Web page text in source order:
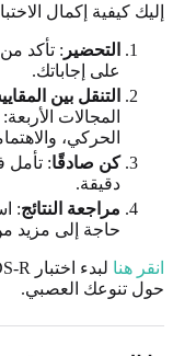
إليك كيفية إكمال
التحضير : تأكد
على إجاباتك.
التنقل بين
المجالات
الحركي،
كن صادقًا: تأمل
دقيقة.
مراجعة النتائج:
حاجة إلى مزيد
انقر هنا
حول تنوعك العصبي.